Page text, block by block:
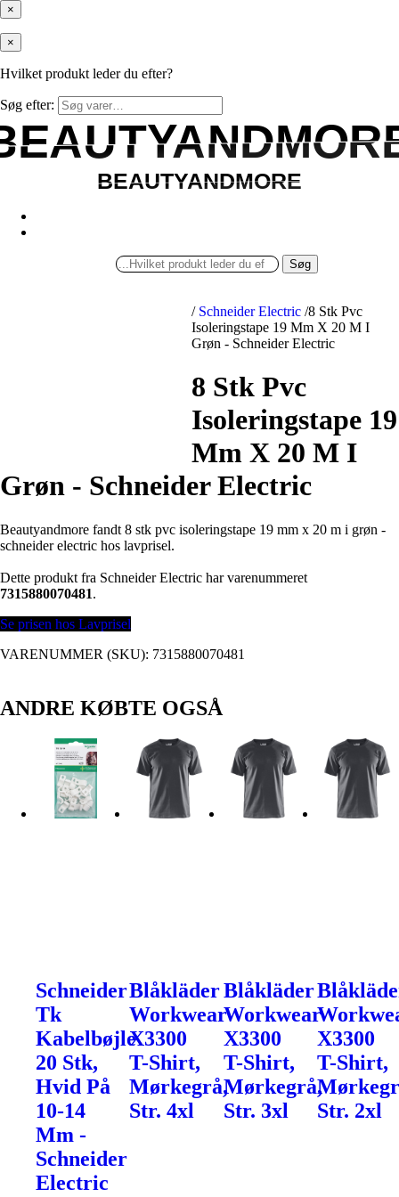
×
×
Hvilket produkt leder du efter?
Søg efter:
BEAUTYANDMORE
BEAUTYANDMORE
Søg
/ Schneider Electric /8 Stk Pvc
Isoleringstape 19 Mm X 20 M I
Grøn - Schneider Electric
8 Stk Pvc
Isoleringstape 19
Mm X 20 M I
Grøn - Schneider Electric
Beautyandmore fandt 8 stk pvc isoleringstape 19 mm x 20 m i grøn -
schneider electric hos lavprisel.
Dette produkt fra Schneider Electric har varenummeret
7315880070481.
Se prisen hos Lavprisel
VARENUMMER (SKU): 7315880070481
ANDRE KØBTE OGSÅ
Schneider
Tk
Kabelbøjle
20 Stk,
Hvid På
10-14
Mm -
Schneider
Electric
Blåkläder
Workwear
X3300
T-Shirt,
Mørkegrå,
Str. 4xl
Blåkläder
Workwear
X3300
T-Shirt,
Mørkegrå,
Str. 3xl
X3300
T-Shirt,
Str. 2xl